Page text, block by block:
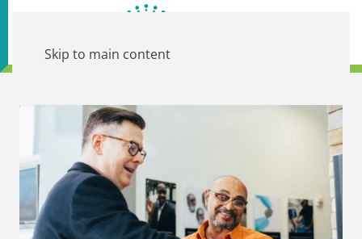
Skip to main content